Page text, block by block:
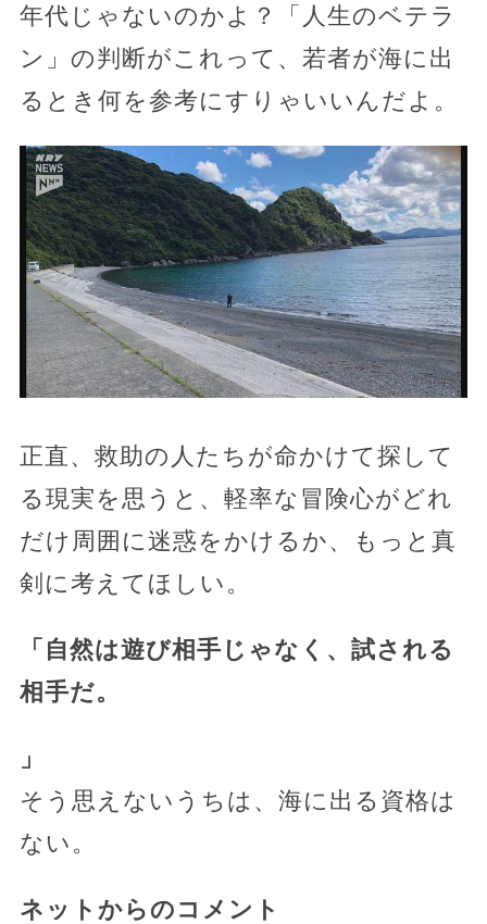
年代じゃないのかよ？「人生のベテラ
ン」の判断がこれって、若者が海に出
るとき何を参考にすりゃいいんだよ。
正直、救助の人たちが命かけて探して
る現実を思うと、軽率な冒険心がどれ
だけ周囲に迷惑をかけるか、もっと真
剣に考えてほしい。
「自然は遊び相手じゃなく、試される
相手だ。
」
そう思えないうちは、海に出る資格は
ない。
ネットからのコメント